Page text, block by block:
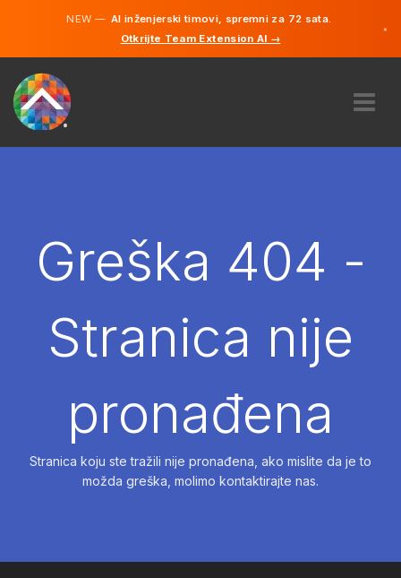
NEW —AI inženjerski timovi, spremni za 72 sata.
Otkrijte Team Extension AI →
×
NAJAMGreška 404 -
Stranica nije
pronađena
Stranica koju ste tražili nije pronađena, ako mislite da je to
možda greška, molimo kontaktirajte nas.